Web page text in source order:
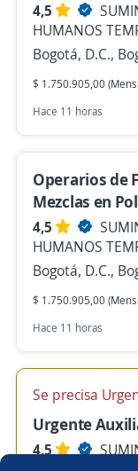
4,5
HUMANOS
Bogotá, D.C.,
$ 1.750.905,00
Hace 11 horas
Operarios de
Mezclas en
4,5
HUMANOS
Bogotá, D.C.,
$ 1.750.905,00
Hace 11 horas
Se precisa
Urgente
4,5